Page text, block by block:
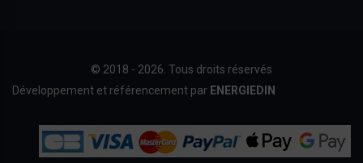
© 2018 - 2026. Tous droits réservés
Développement et référencement par ENERGIEDIN